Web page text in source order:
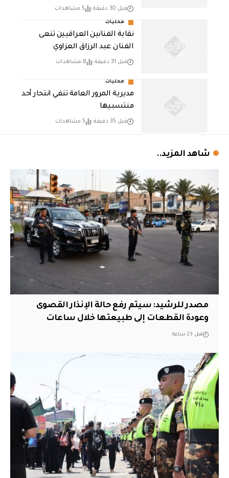
قبل 30 دقيقة 5 مشاهدات
محليات
نقابة الفنانين العراقيين تنعى
الفنان عبد الرزاق العزاوي
قبل 31 دقيقة 8 مشاهدات
محليات
مديرية المرور العامة تنفي انتحار أحد
منتسبيها
قبل 35 دقيقة 5 مشاهدات
شاهد المزيد..
مصدر للرشيد: سيتم رفع حالة الإنذار القصوى
وعودة القطعات إلى طبيعتها خلال ساعات
قبل 23 ساعة